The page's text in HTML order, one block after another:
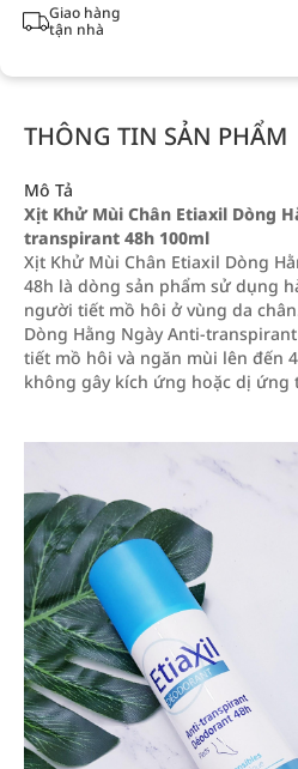
Giao hàng
tận nhà
THÔNG TIN SẢN PHẨM
Mô Tả
Xịt Khử Mùi Chân Etiaxil Dòng
transpirant 48h 100ml
Xịt Khử Mùi Chân Etiaxil Dòng
48h là dòng sản phẩm sử dụng
người tiết mồ hôi ở vùng da
Dòng Hằng Ngày Anti-
tiết mồ hôi và ngăn mùi lên đến
không gây kích ứng hoặc dị ứng